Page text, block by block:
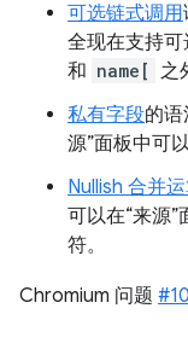
可选链式调用
全现在支持
和 name[ 之
私有字段的
源”面板中可
Nullish 合并
可以在“来源
符。
Chromium 问题